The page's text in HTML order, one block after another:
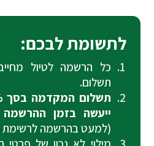
לתשומת לבכם:
כל הרשמה לטיול
תשלום.
ייעשה בזמן
(למעט בהרשמה